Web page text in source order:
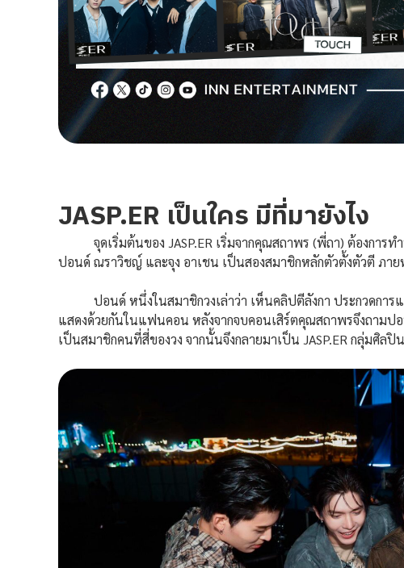
JASP.ER เป็นใคร มีที่มายังไง
จุดเริ่มต้นของ JASP.ER เริ่มจากคุณสถาพร (พี่ถา) ต้องการทำ
ปอนด์ ณราวิชญ์ และจุง อาเชน เป็นสองสมาชิกหลักตัวตั้งตัวตี ภา
ปอนด์ หนึ่งในสมาชิกวงเล่าว่า เห็นคลิปตีลังกา ประกวดการแ
แสดงด้วยกันในแฟนคอน หลังจากจบคอนเสิร์ตคุณสถาพรจึงถามป
เป็นสมาชิกคนที่สี่ของวง จากนั้นจึงกลายมาเป็น JASP.ER กลุ่มศิล